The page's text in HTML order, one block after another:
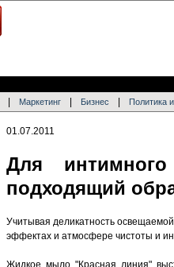
Маркетинг Бизнес Политика
01.07.2011
Для
подходящий
Учитывая деликатность
эффектах и атмосфере чистоты и
Жидкое мыло "Красная линия"